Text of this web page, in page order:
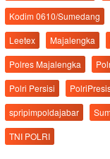
Kodim 0610/Sumedang
Leetex
Majalengka
Polres Majalengka
Polri Persisi
spripimpoldajabar
TNI POLRI